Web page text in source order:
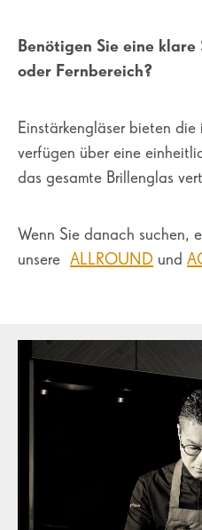
Benötigen Sie eine
oder Fernbereich?
Einstärkengläser bieten
verfügen über eine
das gesamte Brillenglas
Wenn Sie danach suchen,
unsere ALLROUND und